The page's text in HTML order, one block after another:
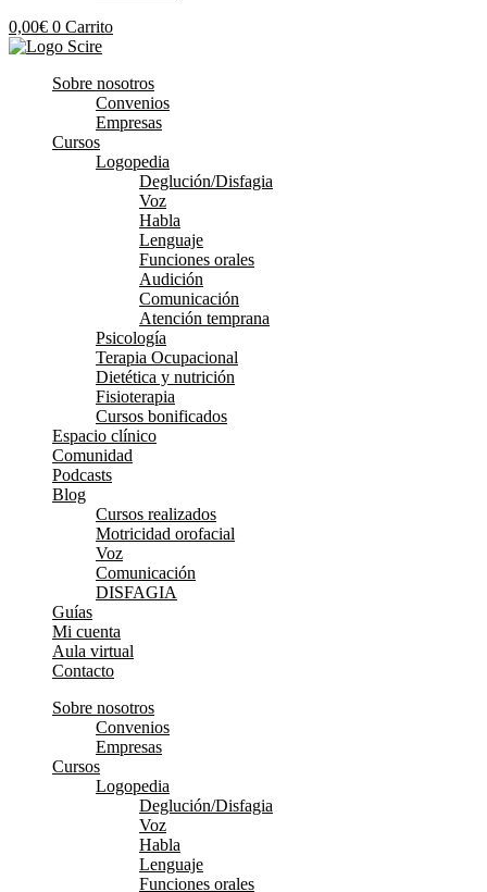
0,00€ 0 Carrito
Sobre nosotros
Convenios
Empresas
Cursos
Logopedia
Deglución/Disfagia
Voz
Habla
Lenguaje
Funciones orales
Audición
Comunicación
Atención temprana
Psicología
Terapia Ocupacional
Dietética y nutrición
Fisioterapia
Cursos bonificados
Espacio clínico
Comunidad
Podcasts
Blog
Cursos realizados
Motricidad orofacial
Voz
Comunicación
DISFAGIA
Guías
Mi cuenta
Aula virtual
Contacto
Sobre nosotros
Convenios
Empresas
Cursos
Logopedia
Deglución/Disfagia
Voz
Habla
Lenguaje
Funciones orales